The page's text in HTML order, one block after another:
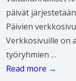
t
ä
n
t
ö
i
t
ä
p
ä
ä
e
n
v
a
i
k
s
t
päivät
Päivien
Verkkosivuille on
työryhmien …
S
Read more →